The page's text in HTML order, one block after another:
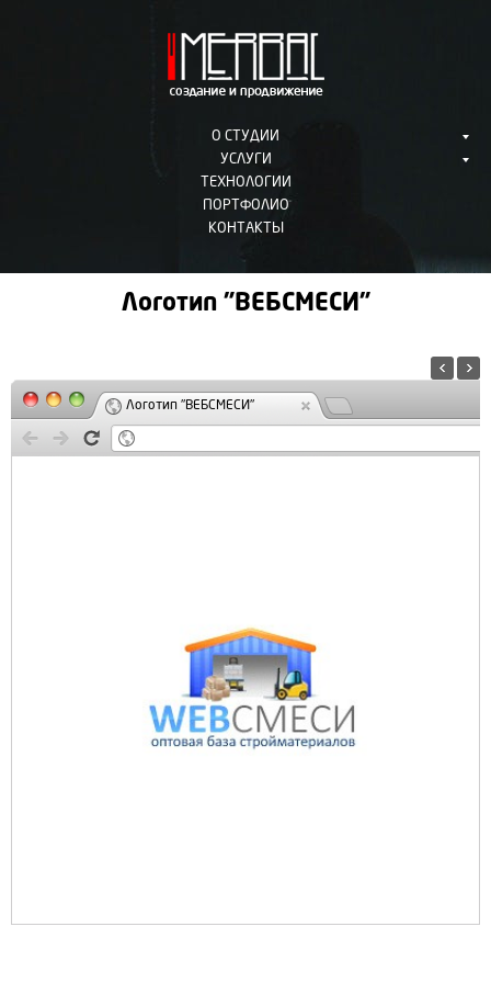
О СТУДИИ
УСЛУГИ
ТЕХНОЛОГИИ
ПОРТФОЛИО
КОНТАКТЫ
Логотип "ВЕБСМЕСИ"
Логотип "ВЕБСМЕСИ"